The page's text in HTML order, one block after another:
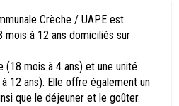
Crèche / UAPE est
mois à 12 ans domiciliés sur
(18 mois à 4 ans) et une unité
12 ans). Elle offre également un
que le déjeuner et le goûter.